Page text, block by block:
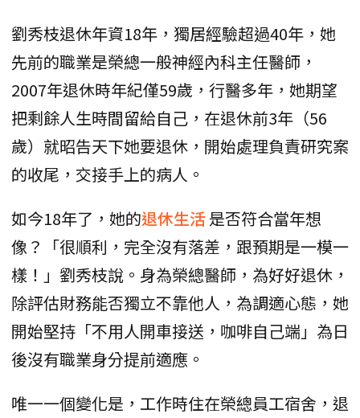
劉秀枝退休年資18年，獨居經驗超過40年，她
先前的職業是榮總一般神經內科主任醫師，
2007年退休時年紀僅59歲，行醫多年，她期望
把剩餘人生時間留給自己，在退休前3年（56
歲）就昭告天下她要退休，開始處理負責研究案
的收尾，交接手上的病人。
如今18年了，她的退休生活是否符合當年想
像？「很順利，完全沒有落差，跟預期是一模一
樣！」劉秀枝說。身為榮總醫師，為好好退休，
除評估財務能否獨立不靠他人，為調適心態，她
開始堅持「不用人開車接送，咖啡自己端」為日
後沒有職業身分提前適應。
唯一一個變化是，工作時住在榮總員工宿舍，退